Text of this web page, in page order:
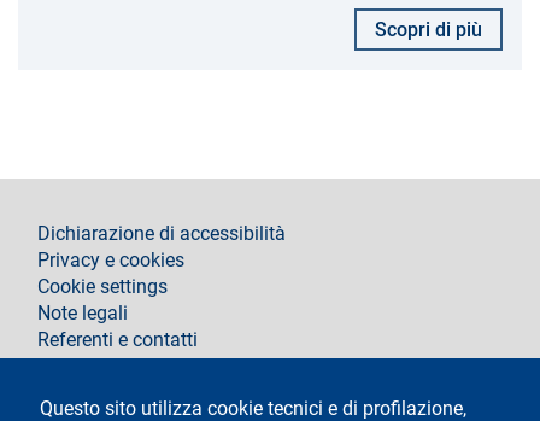
Scopri di più
Questo sito utilizza cookie tecnici e di profilazione,
footer
Dichiarazione di accessibilità
Privacy e cookies
Cookie settings
Note legali
Referenti e contatti